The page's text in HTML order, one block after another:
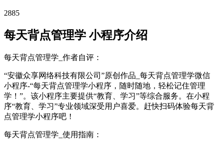
2885
每天背点管理学 小程序介绍
每天背点管理学_作者自评：
“安徽众享网络科技有限公司”原创作品_每天背点管理学微信
小程序-“每天背点管理学小程序，随时随地，轻松记住管理
学！”。该小程序主要提供“教育、学习”等综合服务。在小程
序“教育、学习”专业领域深受用户喜爱。赶快扫码体验每天背
点管理学小程序吧！
每天背点管理学_使用指南：